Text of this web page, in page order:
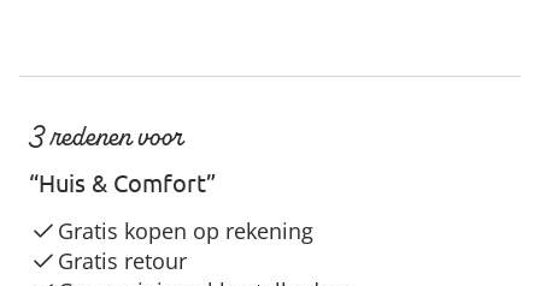
3 redenen voor
“Huis & Comfort”
Gratis kopen op rekening
Gratis retour